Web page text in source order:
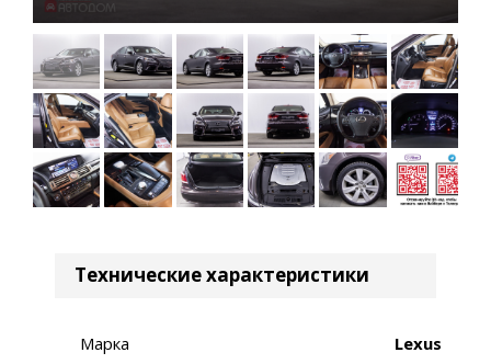
Технические характеристики
Марка Lexus